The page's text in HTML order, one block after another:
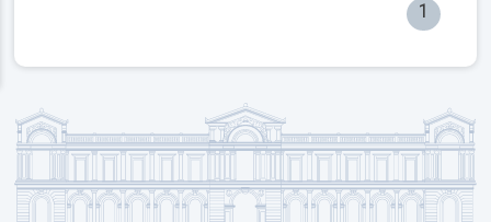
1